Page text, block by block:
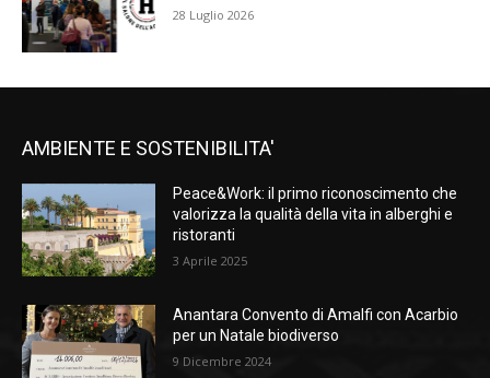
28 Luglio 2026
AMBIENTE E SOSTENIBILITA'
Peace&Work: il primo riconoscimento che
valorizza la qualità della vita in alberghi e
ristoranti
3 Aprile 2025
Anantara Convento di Amalfi con Acarbio
per un Natale biodiverso
9 Dicembre 2024